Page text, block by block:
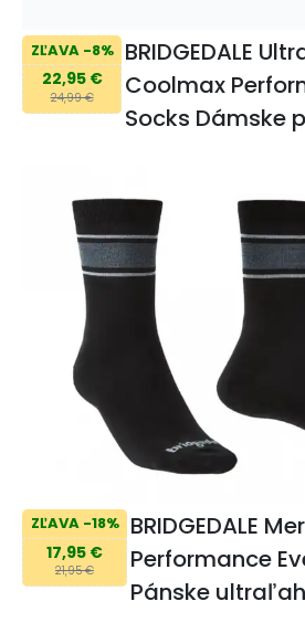
ZĽAVA -8%
22,95 €
24,99 €
BRIDGEDALE
Coolmax
Socks Dámske
ZĽAVA -18%
17,95 €
21,95 €
BRIDGEDALE
Performance
Pánske